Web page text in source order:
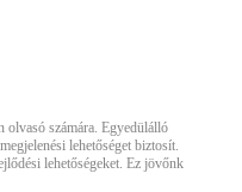
számára. Egyedülálló
lehetőséget biztosít.
lehetőségeket. Ez jövőnk